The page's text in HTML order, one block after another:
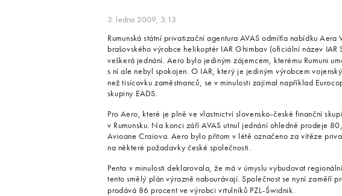
3. ledna 2009, 3:13
Rumunská státní privatizační agentura AVAS odmítla nabídku
brašovského výrobce helikoptér IAR Ghimbav (oficiální název IAR
veškerá jednání. Aero bylo jediným zájemcem, kterému Rumuni
s ní ale nebyl spokojen. O IAR, který je jediným výrobcem
než tisícovku zaměstnanců, se v minulosti zajímal například
skupiny EADS.
Pro Aero, které je plně ve vlastnictví slovensko-české finanční
v Rumunsku. Na konci září AVAS utnul jednání ohledně prodeje
Avioane Craiova. Aero bylo přitom v létě označeno za vítěze
na některé požadavky české společnosti.
Penta v minulosti deklarovala, že má v úmyslu vybudovat
tento smělý plán výrazně nabourávají. Společnost se nyní zaměří
prodává 86 procent ve výrobci vrtulníků PZL-Świdnik.